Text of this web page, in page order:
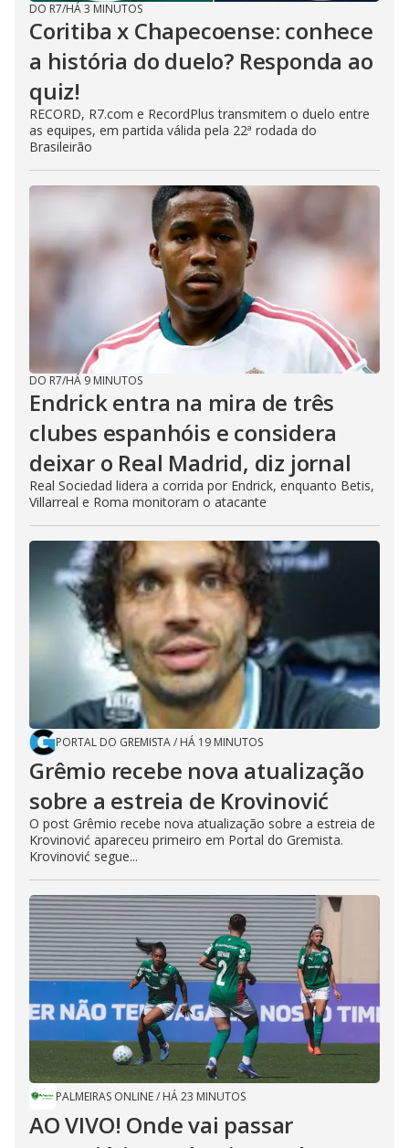
DO R7/HÁ 3 MINUTOS
Coritiba x Chapecoense: conhece
a história do duelo? Responda ao
quiz!
RECORD, R7.com e RecordPlus transmitem o duelo entre
as equipes, em partida válida pela 22ª rodada do
Brasileirão
DO R7/HÁ 9 MINUTOS
Endrick entra na mira de três
clubes espanhóis e considera
deixar o Real Madrid, diz jornal
Real Sociedad lidera a corrida por Endrick, enquanto Betis,
Villarreal e Roma monitoram o atacante
PORTAL DO GREMISTA/ HÁ 19 MINUTOS
Grêmio recebe nova atualização
sobre a estreia de Krovinović
O post Grêmio recebe nova atualização sobre a estreia de
Krovinović apareceu primeiro em Portal do Gremista.
Krovinović segue...
PALMEIRAS ONLINE/ HÁ 23 MINUTOS
AO VIVO! Onde vai passar